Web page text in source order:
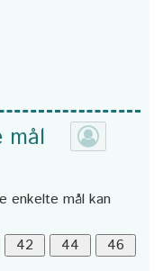
mål
enkelte mål kan